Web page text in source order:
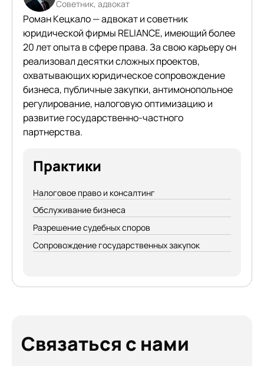
Советник, адвокат
Роман Кецкало — адвокат и советник
юридической фирмы RELIANCE, имеющий более
20 лет опыта в сфере права. За свою карьеру он
реализовал десятки сложных проектов,
охватывающих юридическое сопровождение
бизнеса, публичные закупки, антимонопольное
регулирование, налоговую оптимизацию и
развитие государственно-частного
партнерства.
Практики
Налоговое право и консалтинг
Обслуживание бизнеса
Разрешение судебных споров
Сопровождение государственных закупок
Связаться с нами